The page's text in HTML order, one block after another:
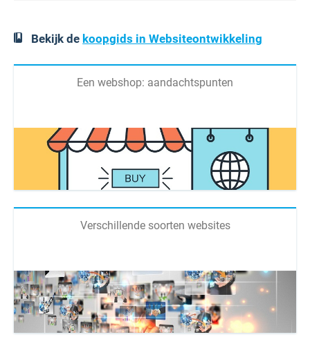
Bekijk de koopgids in Websiteontwikkeling
Een webshop: aandachtspunten
Verschillende soorten websites